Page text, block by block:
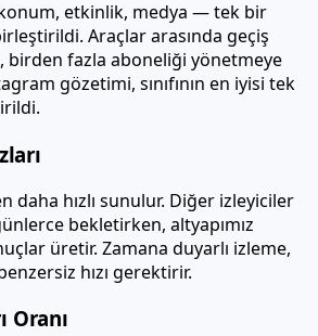
etkinlik, medya — tek bir
Araçlar arasında geçiş
birden fazla aboneliği yönetmeye
gözetimi, sınıfının en iyisi tek
daha hızlı sunulur. Diğer izleyiciler
bekletirken, altyapımız
üretir. Zamana duyarlı izleme,
hızı gerektirir.
Oranı